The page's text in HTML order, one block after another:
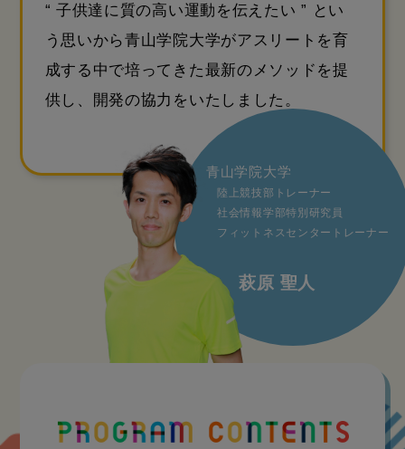
“ 子供達に質の高い運動を伝えたい ” とい
う思いから青山学院大学がアスリートを育
成する中で培ってきた最新のメソッドを提
供し、開発の協力をいたしました。
青山学院大学
陸上競技部トレーナー
社会情報学部特別研究員
フィットネスセンタートレーナー
萩原 聖人